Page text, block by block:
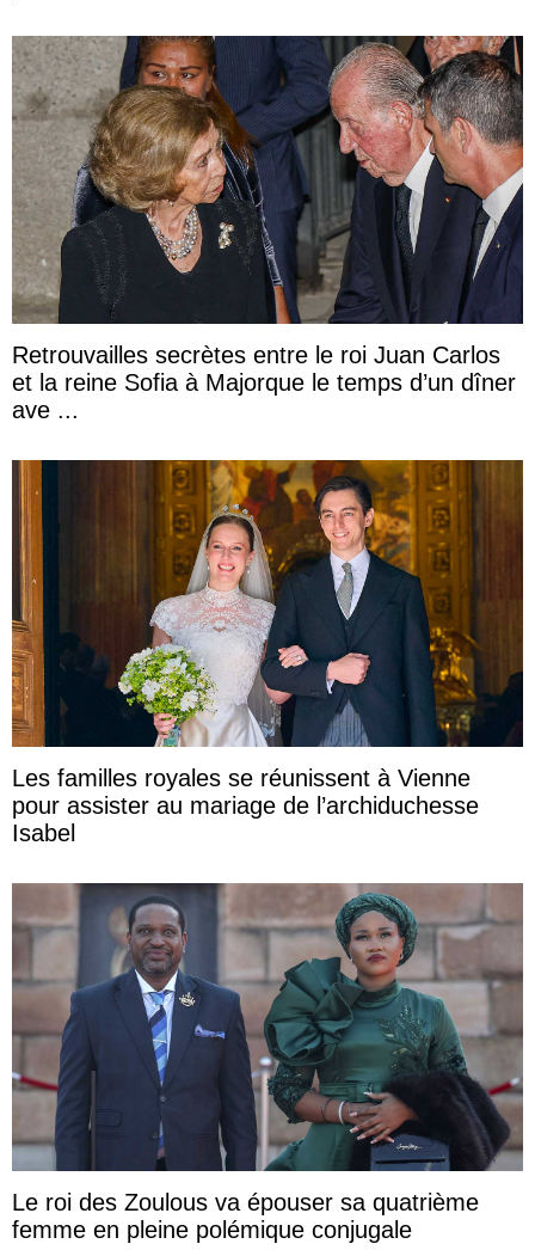
Retrouvailles secrètes entre le roi Juan Carlos
et la reine Sofia à Majorque le temps d’un dîner
ave ...
Les familles royales se réunissent à Vienne
pour assister au mariage de l’archiduchesse
Isabel
Le roi des Zoulous va épouser sa quatrième
femme en pleine polémique conjugale